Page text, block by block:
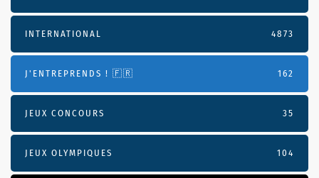
INTERNATIONAL 4873
J'ENTREPRENDS ! 🇫🇷 162
JEUX CONCOURS 35
JEUX OLYMPIQUES 104